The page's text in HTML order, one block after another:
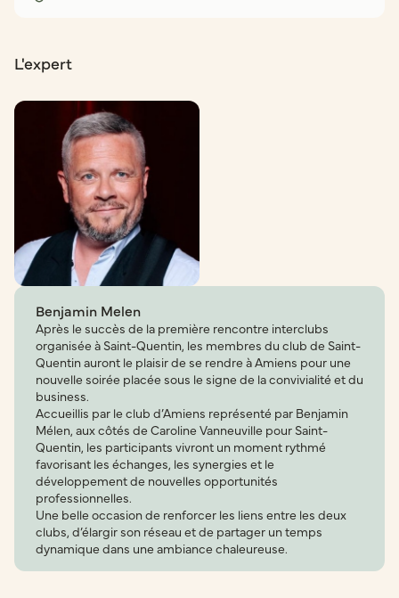
L'expert
Benjamin Melen
Après le succès de la première rencontre interclubs
organisée à Saint-Quentin, les membres du club de Saint-
Quentin auront le plaisir de se rendre à Amiens pour une
nouvelle soirée placée sous le signe de la convivialité et du
business.
Accueillis par le club d’Amiens représenté par Benjamin
Mélen, aux côtés de Caroline Vanneuville pour Saint-
Quentin, les participants vivront un moment rythmé
favorisant les échanges, les synergies et le
développement de nouvelles opportunités
professionnelles.
Une belle occasion de renforcer les liens entre les deux
clubs, d’élargir son réseau et de partager un temps
dynamique dans une ambiance chaleureuse.